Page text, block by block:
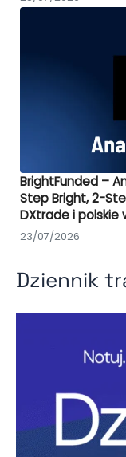
BrightFunded –
Step Bright, 2-
DXtrade i polskie
23/07/2026
Dziennik